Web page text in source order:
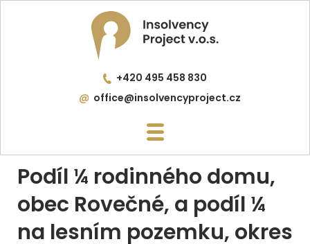
+420 495 458 830
office@insolvencyproject.cz
Podíl ¼ rodinného domu,
obec Rovečné, a podíl ¼
na lesním pozemku, okres